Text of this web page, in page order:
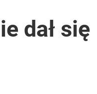
dał się